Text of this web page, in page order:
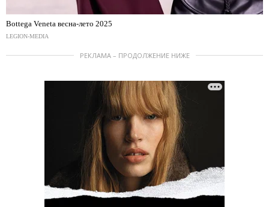
Bottega Veneta весна-лето 2025
LEGION-MEDIA
РЕКЛАМА – ПРОДОЛЖЕНИЕ НИЖЕ